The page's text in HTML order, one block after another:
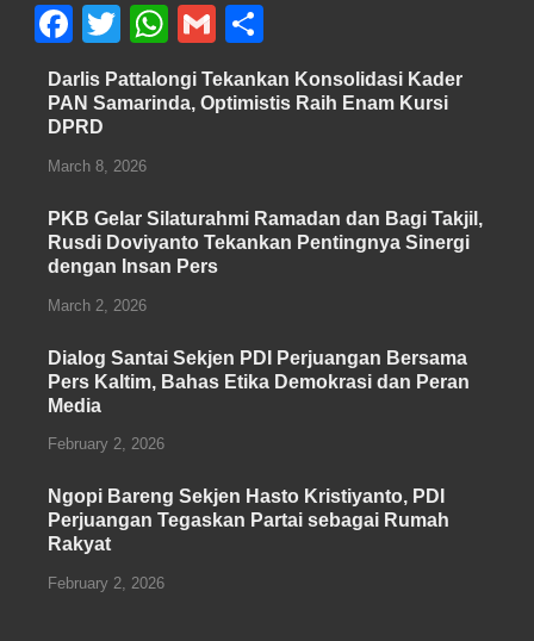
F
a
c
e
b
o
o
k
T
wi
tt
W
at
p
p
G
m
ail ar
Darlis Pattalongi Tekankan Konsolidasi Kader
PAN Samarinda, Optimistis Raih Enam Kursi
DPRD
March 8, 2026
PKB Gelar Silaturahmi Ramadan dan Bagi Takjil,
Rusdi Doviyanto Tekankan Pentingnya Sinergi
dengan Insan Pers
March 2, 2026
Dialog Santai Sekjen PDI Perjuangan Bersama
Pers Kaltim, Bahas Etika Demokrasi dan Peran
Media
February 2, 2026
Ngopi Bareng Sekjen Hasto Kristiyanto, PDI
Perjuangan Tegaskan Partai sebagai Rumah
Rakyat
February 2, 2026